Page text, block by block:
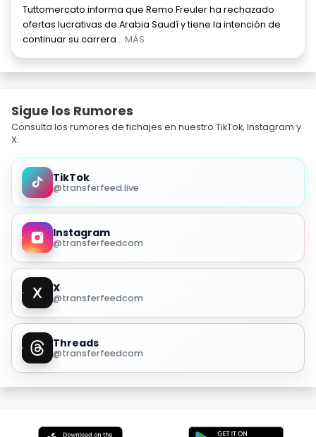
Tuttomercato informa que Remo Freuler ha rechazado
ofertas lucrativas de Arabia Saudí y tiene la intención de
continuar su carrera... MÁS
Sigue los Rumores
Consulta los rumores de fichajes en nuestro TikTok, Instagram y
X.
TikTok
@transferfeed.live
Instagram
@transferfeedcom
X
@transferfeedcom
Threads
@transferfeedcom